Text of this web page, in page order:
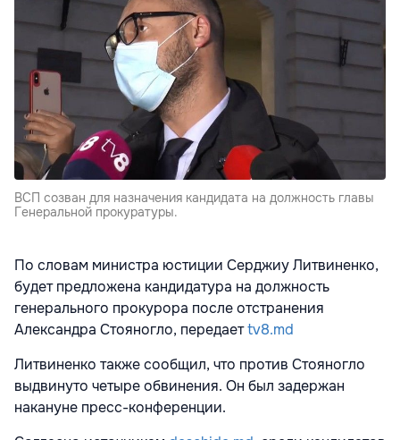
ВСП созван для назначения кандидата на должность главы
Генеральной прокуратуры.
По словам министра юстиции Серджиу Литвиненко,
будет предложена кандидатура на должность
генерального прокурора после отстранения
Александра Стояногло, передаетtv8.md
Литвиненко также сообщил, что против Стояногло
выдвинуто четыре обвинения. Он был задержан
накануне пресс-конференции.